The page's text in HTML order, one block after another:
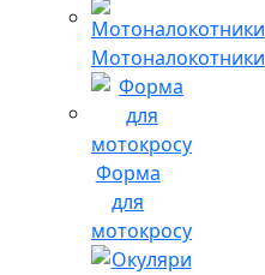
Мотоналокотники
Форма
для
мотокросу